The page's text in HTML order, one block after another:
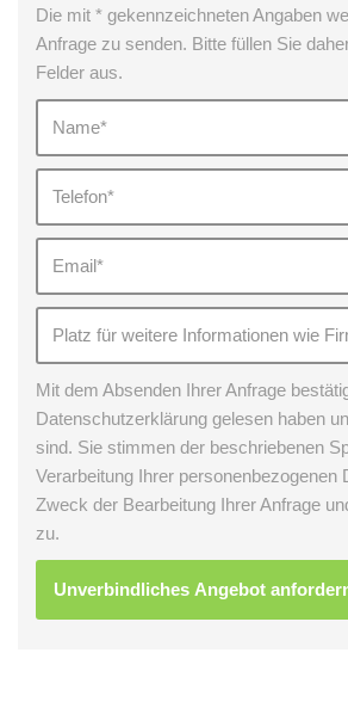
Die mit * gekennzeichneten Angaben
Anfrage zu senden. Bitte füllen Sie
Felder aus.
Mit dem Absenden Ihrer Anfrage
Datenschutzerklärung gelesen haben
sind. Sie stimmen der beschriebenen
Verarbeitung Ihrer personenbezogenen
Zweck der Bearbeitung Ihrer Anfrage
zu.